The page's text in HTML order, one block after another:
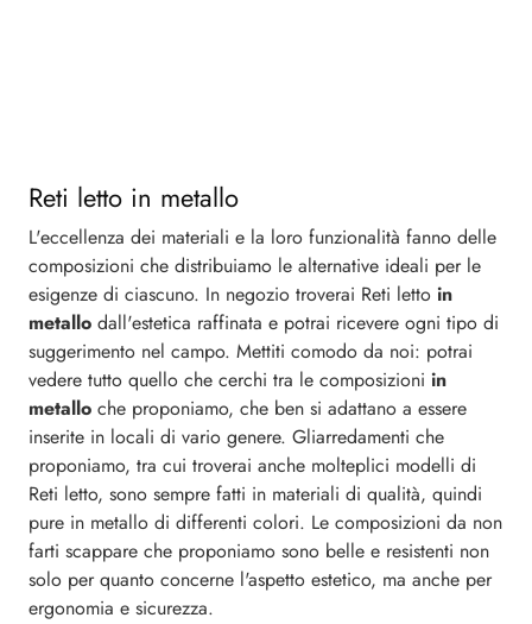
Reti letto in metallo
L'eccellenza dei materiali e la loro funzionalità fanno delle
composizioni che distribuiamo le alternative ideali per le
esigenze di ciascuno. In negozio troverai Reti letto in
metallo dall'estetica raffinata e potrai ricevere ogni tipo di
suggerimento nel campo. Mettiti comodo da noi: potrai
vedere tutto quello che cerchi tra le composizioni in
metallo che proponiamo, che ben si adattano a essere
inserite in locali di vario genere. Gliarredamenti che
proponiamo, tra cui troverai anche molteplici modelli di
Reti letto, sono sempre fatti in materiali di qualità, quindi
pure in metallo di differenti colori. Le composizioni da non
farti scappare che proponiamo sono belle e resistenti non
solo per quanto concerne l'aspetto estetico, ma anche per
ergonomia e sicurezza.